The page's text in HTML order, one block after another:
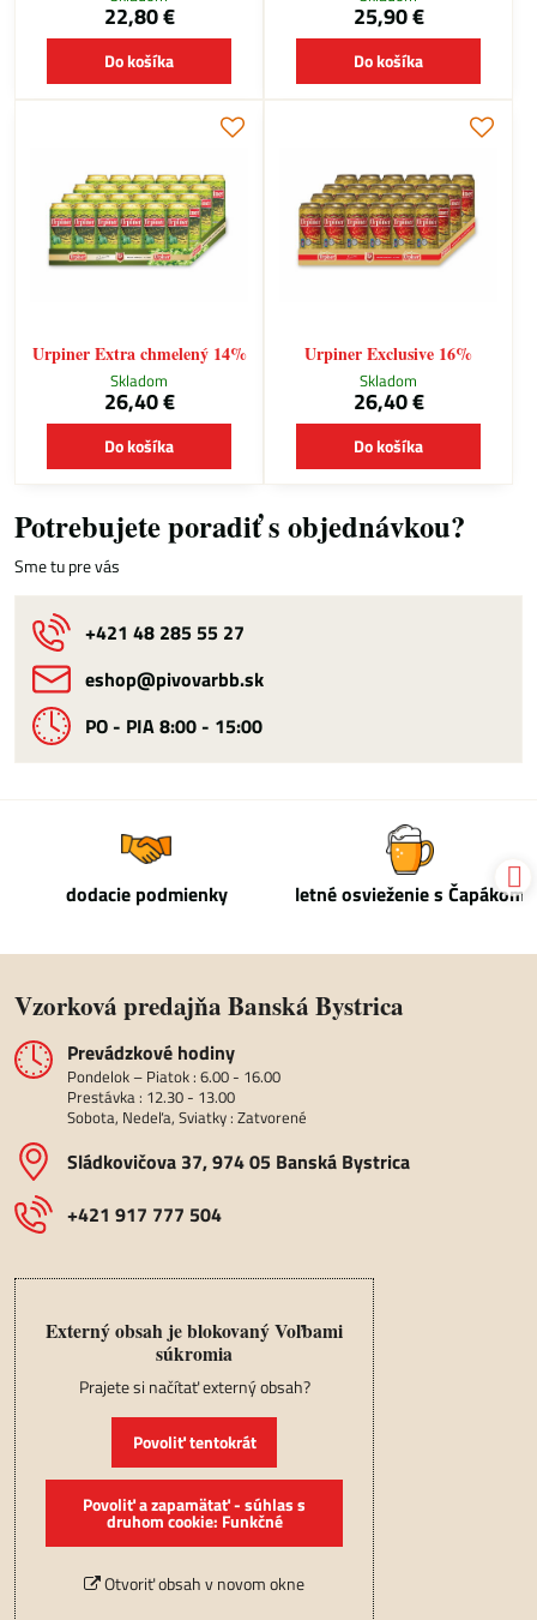
22,80 €
Do košíka
25,90 €
Do košíka
Urpiner Extra chmelený 14%
Skladom
26,40 €
Do košíka
Urpiner Exclusive 16%
Skladom
26,40 €
Do košíka
Potrebujete poradiť s objednávkou?
Sme tu pre vás
+421 48 285 55 27
eshop​@pivovarbb​.sk
PO - PIA 8:00 - 15:00
dodacie podmienky letné osvieženie s Čapákom
Vzorková predajňa Banská Bystrica
Prevádzkové hodiny
Pondelok – Piatok : 6.00 - 16.00
Prestávka : 12.30 - 13.00
Sobota, Nedeľa, Sviatky : Zatvorené
Sládkovičova 37, 974 05 Banská Bystrica
+421 917 777 504
Externý obsah je blokovaný Voľbami
súkromia
Prajete si načítať externý obsah?
Povoliť tentokrát
Povoliť a zapamätať - súhlas s
druhom cookie: Funkčné
Otvoriť obsah v novom okne